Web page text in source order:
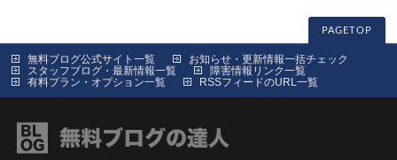
PAGETOP
無料ブログ公式サイト一覧
お知らせ・更新情報一括チェック
スタッフブログ・最新情報一覧
障害情報リンク一覧
有料プラン・オプション一覧
RSSフィードのURL一覧